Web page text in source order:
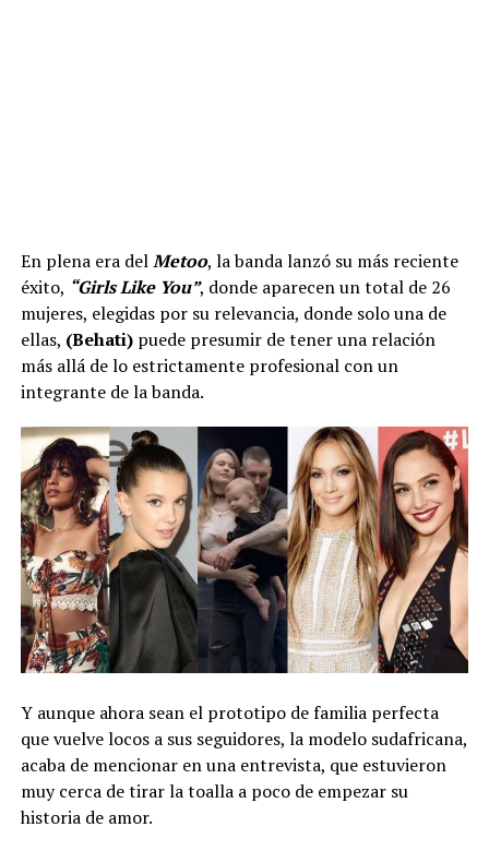
En plena era delMetoo, la banda lanzó su más reciente
éxito, “Girls Like You”, donde aparecen un total de 26
mujeres, elegidas por su relevancia, donde solo una de
ellas, (Behati)puede presumir de tener una relación
más allá de lo estrictamente profesional con un
integrante de la banda.
Y aunque ahora sean el prototipo de familia perfecta
que vuelve locos a sus seguidores, la modelo sudafricana,
acaba de mencionar en una entrevista, que estuvieron
muy cerca de tirar la toalla a poco de empezar su
historia de amor.